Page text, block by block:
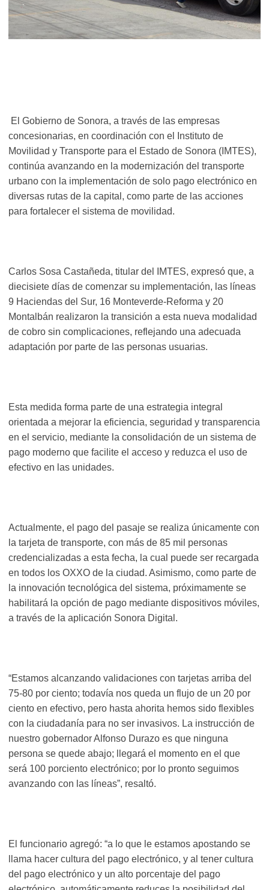
El Gobierno de Sonora, a través de las empresas
concesionarias, en coordinación con el Instituto de
Movilidad y Transporte para el Estado de Sonora (IMTES),
continúa avanzando en la modernización del transporte
urbano con la implementación de solo pago electrónico en
diversas rutas de la capital, como parte de las acciones
para fortalecer el sistema de movilidad.
Carlos Sosa Castañeda, titular del IMTES, expresó que, a
diecisiete días de comenzar su implementación, las líneas
9 Haciendas del Sur, 16 Monteverde-Reforma y 20
Montalbán realizaron la transición a esta nueva modalidad
de cobro sin complicaciones, reflejando una adecuada
adaptación por parte de las personas usuarias.
Esta medida forma parte de una estrategia integral
orientada a mejorar la eficiencia, seguridad y transparencia
en el servicio, mediante la consolidación de un sistema de
pago moderno que facilite el acceso y reduzca el uso de
efectivo en las unidades.
Actualmente, el pago del pasaje se realiza únicamente con
la tarjeta de transporte, con más de 85 mil personas
credencializadas a esta fecha, la cual puede ser recargada
en todos los OXXO de la ciudad. Asimismo, como parte de
la innovación tecnológica del sistema, próximamente se
habilitará la opción de pago mediante dispositivos móviles,
a través de la aplicación Sonora Digital.
“Estamos alcanzando validaciones con tarjetas arriba del
75-80 por ciento; todavía nos queda un flujo de un 20 por
ciento en efectivo, pero hasta ahorita hemos sido flexibles
con la ciudadanía para no ser invasivos. La instrucción de
nuestro gobernador Alfonso Durazo es que ninguna
persona se quede abajo; llegará el momento en el que
será 100 porciento electrónico; por lo pronto seguimos
avanzando con las líneas”, resaltó.
El funcionario agregó: “a lo que le estamos apostando se
llama hacer cultura del pago electrónico, y al tener cultura
del pago electrónico y un alto porcentaje del pago